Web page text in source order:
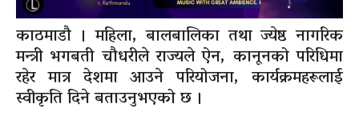
काठमाडौ । महिला, बालबालिका तथा ज्येष्ठ नागरिक
मन्त्री भगबती चौधरीले राज्यले ऐन, कानूनको परिधिमा
रहेर मात्र देशमा आउने परियोजना, कार्यक्रमहरूलाई
स्वीकृति दिने बताउनुभएको छ ।